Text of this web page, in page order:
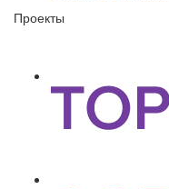
Проекты